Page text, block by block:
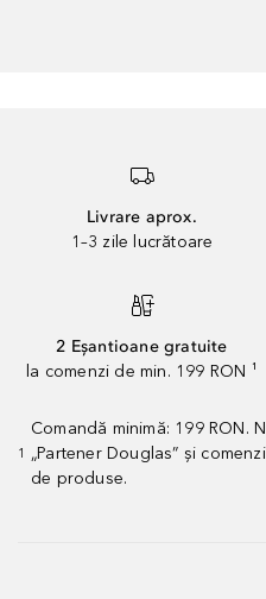
Livrare aprox.
1–3 zile lucrătoare
2 Eșantioane gratuite
la comenzi de min. 199 RON ¹
1
Comandă minimă: 199 RON.
„Partener Douglas” și
de produse.